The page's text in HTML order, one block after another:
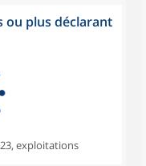
ou plus déclarant
exploitations